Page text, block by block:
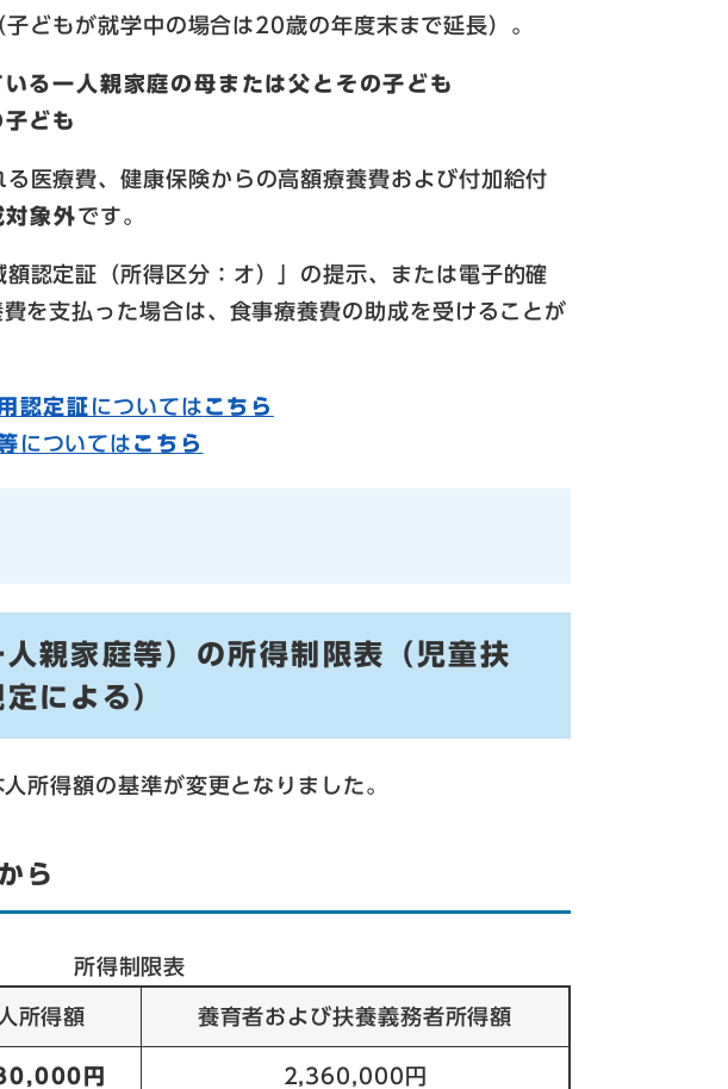
どもが就学中の場合は20歳の年度末まで延長）。
る一人親家庭の母または父とその子ども
ども
医療費、健康保険からの高額療養費および付加給付
対象外です。
額認定証（所得区分：オ）」の提示、または電子的確
を支払った場合は、食事療養費の助成を受けることが
認定証 については こちら
については こちら
親家庭等）の所得制限表（児童扶
による）
所得額の基準が変更となりました。
ら
所得制限表
所得額 養育者および扶養義務者所得額
円 2,360,000円